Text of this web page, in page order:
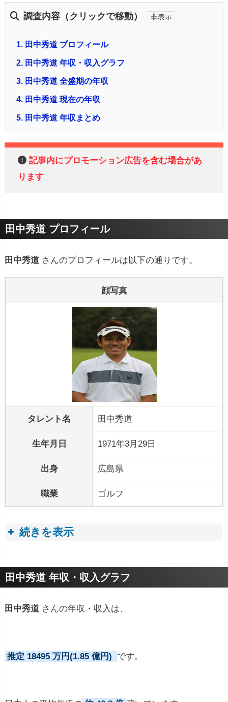
調査内容（クリックで移動）
1. 田中秀道 プロフィール
2. 田中秀道 年収・収入グラフ
3. 田中秀道 全盛期の年収
4. 田中秀道 現在の年収
5. 田中秀道 年収まとめ
記事内にプロモーション広告を含む場合があ
ります
田中秀道 プロフィール
田中秀道 さんのプロフィールは以下の通りです。
顔写真
タレント名 田中秀道
生年月日 1971年3月29日
出身 広島県
職業 ゴルフ
続きを表示
プロフィールトピック
田中秀道 年収・収入グラフ
田中秀道 さんの年収・収入は、
推定 18495 万円(1.85 億円) です。